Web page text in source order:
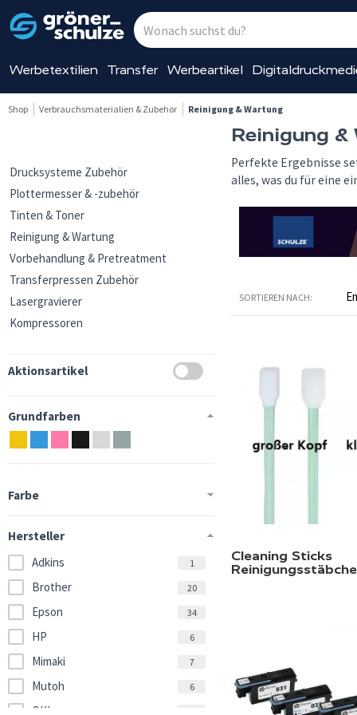
Werbetextilien Transfer Werbeartikel
Shop Verbrauchsmaterialien & Zubehör Reinigung & Wartung
Drucksysteme Zubehör
Plottermesser & -zubehör
Tinten & Toner
Reinigung & Wartung
Vorbehandlung & Pretreatment
Transferpressen Zubehör
Lasergravierer
Kompressoren
Aktionsartikel
Grundfarben
Farbe
Hersteller
Adkins
1
Brother 20
Epson 34
HP 6
Mimaki 7
Mutoh 6
OKI
Reinigung &
Perfekte Ergebnisse
alles, was du für eine
SORTIEREN NACH:
Cleaning Sticks